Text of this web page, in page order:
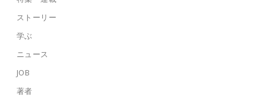
ストーリー
学ぶ
ニュース
JOB
著者